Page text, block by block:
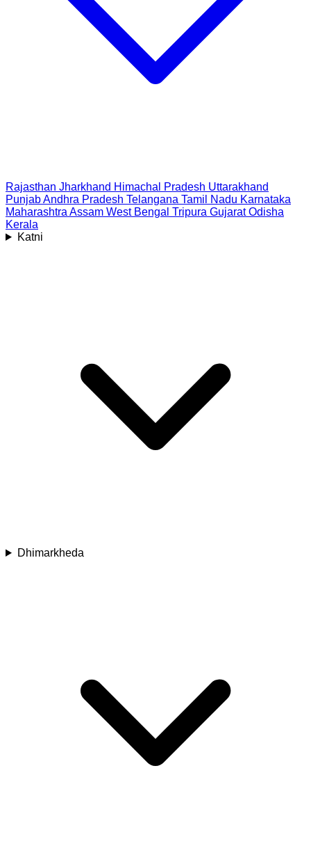
Rajasthan Jharkhand Himachal Pradesh Uttarakhand
PunjabAndhra Pradesh Telangana Tamil Nadu Karnataka
Maharashtra Assam West Bengal Tripura Gujarat Odisha
Kerala
Katni
Dhimarkheda